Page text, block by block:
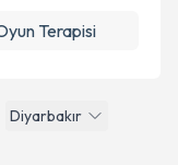
Diyarbakır
Terapisi